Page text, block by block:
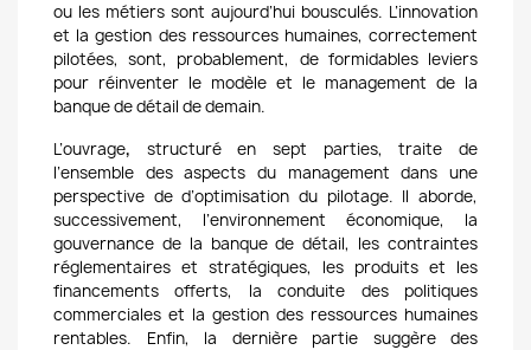
ou les métiers sont aujourd’hui bousculés. L’innovation
et la gestion des ressources humaines, correctement
pilotées, sont, probablement, de formidables leviers
pour réinventer le modèle et le management de la
banque de détail de demain.
L’ouvrage, structuré en sept parties, traite de
l’ensemble des aspects du management dans une
perspective de d’optimisation du pilotage. Il aborde,
successivement, l’environnement économique, la
gouvernance de la banque de détail, les contraintes
réglementaires et stratégiques, les produits et les
financements offerts, la conduite des politiques
commerciales et la gestion des ressources humaines
rentables. Enfin, la dernière partie suggère des